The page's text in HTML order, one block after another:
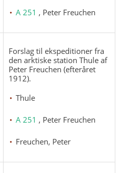
A 251 , Peter Freuchen
Forslag til ekspeditioner fra
den arktiske station Thule af
Peter Freuchen (efteråret
1912).
Thule
A 251 , Peter Freuchen
Freuchen, Peter